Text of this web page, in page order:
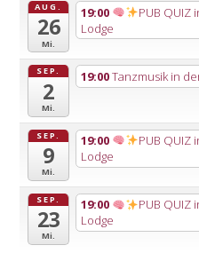
AUG.
26
Mi.
19:00 PUB QUIZ
Lodge
SEP.
2
Mi.
19:00Tanzmusik in
SEP.
9
Mi.
19:00 PUB QUIZ
Lodge
SEP.
23
Mi.
19:00 PUB QUIZ
Lodge